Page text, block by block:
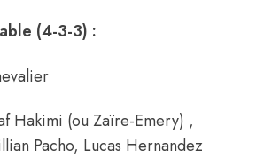
(4-3-3) :
Hakimi (ou Zaïre-Emery) ,
Pacho, Lucas Hernandez